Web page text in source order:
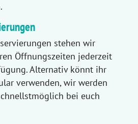
stehen wir
Öffnungszeiten jederzeit
Alternativ könnt ihr
verwenden, wir werden
bei euch